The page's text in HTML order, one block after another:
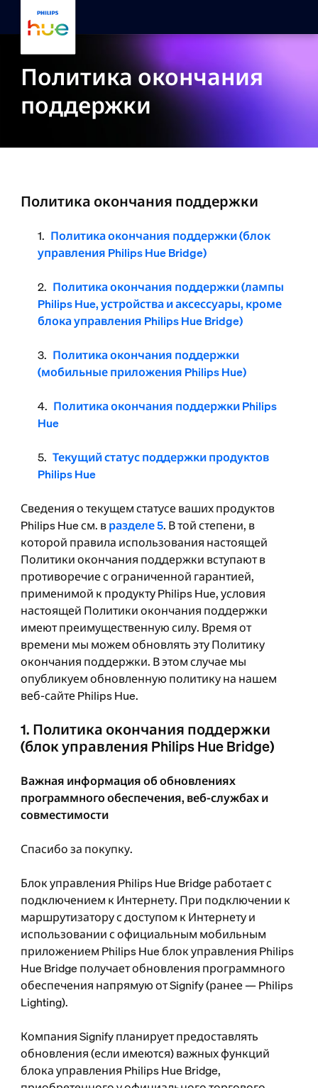
Политика окончания
поддержки
Политика окончания поддержки
Политика окончания поддержки (блок
управления Philips Hue Bridge)
Политика окончания поддержки (лампы
Philips Hue, устройства и аксессуары, кроме
блока управления Philips Hue Bridge)
Политика окончания поддержки
(мобильные приложения Philips Hue)
Политика окончания поддержки Philips
Hue
Текущий статус поддержки продуктов
Philips Hue
Сведения о текущем статусе ваших продуктов
Philips Hue см. вразделе 5. В той степени, в
которой правила использования настоящей
Политики окончания поддержки вступают в
противоречие с ограниченной гарантией,
применимой к продукту Philips Hue, условия
настоящей Политики окончания поддержки
имеют преимущественную силу. Время от
времени мы можем обновлять эту Политику
окончания поддержки. В этом случае мы
опубликуем обновленную политику на нашем
веб-сайте Philips Hue.
1. Политика окончания поддержки
(блок управления Philips Hue Bridge)
Важная информация об обновлениях
программного обеспечения, веб-службах и
совместимости
Спасибо за покупку.
Блок управления Philips Hue Bridge работает с
подключением к Интернету. При подключении к
маршрутизатору с доступом к Интернету и
использовании с официальным мобильным
приложением Philips Hue блок управления Philips
Hue Bridge получает обновления программного
обеспечения напрямую от Signify (ранее — Philips
Lighting).
Компания Signify планирует предоставлять
обновления (если имеются) важных функций
блока управления Philips Hue Bridge,